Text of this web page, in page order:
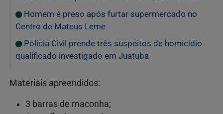
Homem é preso após furtar supermercado no
Centro de Mateus Leme
Polícia Civil prende três suspeitos de homicídio
qualificado investigado em Juatuba
Materiais apreendidos:
3 barras de maconha;